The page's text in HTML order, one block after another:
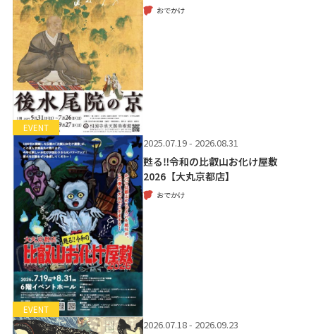
EVENT
おでかけ
EVENT
2025.07.19 - 2026.08.31
甦る‼令和の比叡山お化け屋敷
2026【大丸京都店】
おでかけ
2026.07.18 - 2026.09.23